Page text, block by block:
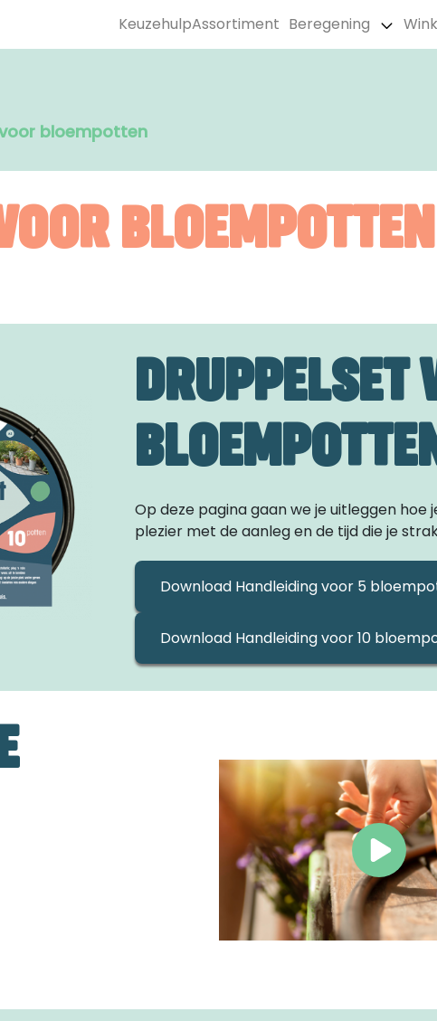
KeuzehulpAssortiment Beregening
bloempotten
BLOEMPOTTEN
DRUPPELSET
BLOEMPOTTEN
Op deze pagina gaan we je uitleggen
plezier met de aanleg en de tijd die je
Download Handleiding voor 5
Download Handleiding voor 10